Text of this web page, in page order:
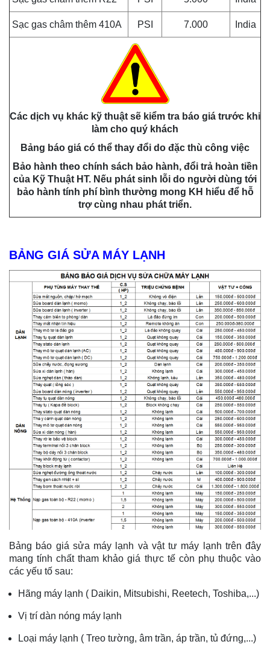
Sạc gas châm thêm 410A PSI 7.000 India
Các dịch vụ khác kỹ thuật sẽ kiểm tra báo giá trước khi
làm cho quý khách
Bảng báo giá có thể thay đổi do đặc thù công việc
Bảo hành theo chính sách bảo hành, đổi trả hoàn tiền
của Kỹ Thuật HT. Nếu phát sinh lỗi do người dùng tới
bảo hành tính phí bình thường mong KH hiểu để hỗ
trợ cùng nhau phát triển.
BẢNG GIÁ SỬA MÁY LẠNH
Bảng báo giá sửa máy lạnh và vật tư máy lạnh trên đây
mang tính chất tham khảo giá thực tế còn phụ thuộc vào
các yếu tố sau:
Hãng máy lạnh ( Daikin, Mitsubishi, Reetech, Toshiba,...)
Vị trí dàn nóng máy lạnh
Loại máy lạnh ( Treo tường, âm trần, áp trần, tủ đứng,...)